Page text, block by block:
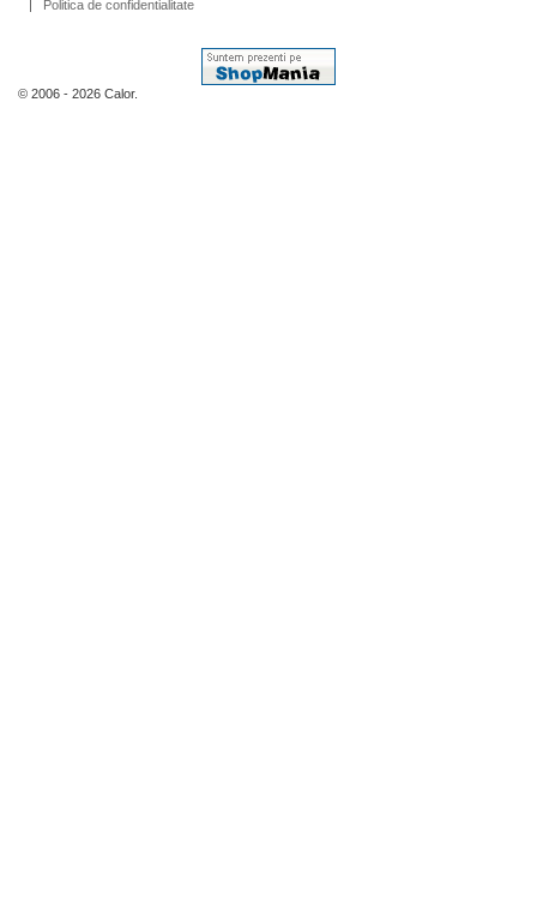
Politica de confidentialitate
© 2006 - 2026 Calor.